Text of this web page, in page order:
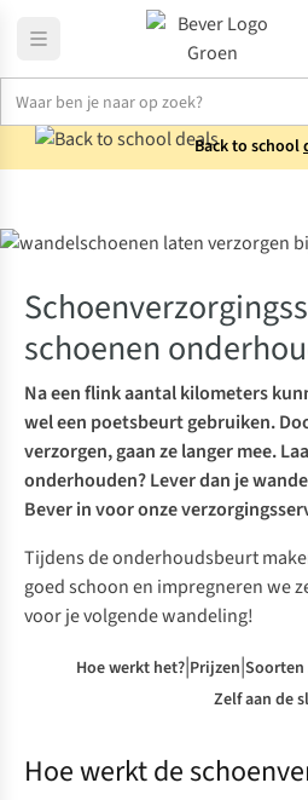
Back to school
schoenen
Na een flink aantal kilometers
wel een poetsbeurt gebruiken.
verzorgen, gaan ze langer mee.
onderhouden? Lever dan je
Bever in voor onze
Tijdens de onderhoudsbeurt
goed schoon en impregneren we
voor je volgende wandeling!
Hoe werkt het?|Prijzen|Soorten
Zelf aan de
Hoe werkt de